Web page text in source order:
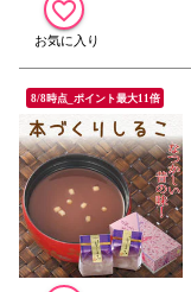
8/8時点_ポイント最大11倍